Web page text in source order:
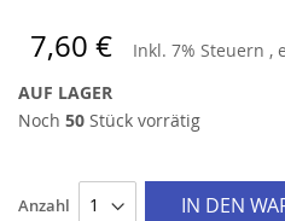
7,60 € Inkl. 7% Steuern ,
AUF LAGER
Noch 50 Stück vorrätig
Anzahl IN DEN